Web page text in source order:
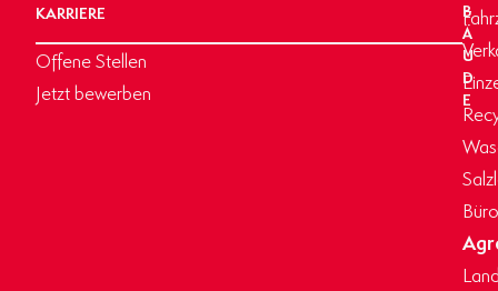
KARRIERE
Offene Stellen
Jetzt bewerben
B
Ä
U
D
E